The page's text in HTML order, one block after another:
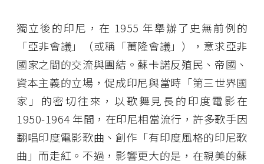
獨立後的印尼，在 1955 年舉辦了史無前例的
「亞非會議」（或稱「萬隆會議」），意求亞非
國家之間的交流與團結。蘇卡諾反殖民、帝國、
資本主義的立場，促成印尼與當時「第三世界國
家」的密切往來，以歌舞見長的印度電影在
1950-1964 年間，在印尼相當流行，許多歌手因
翻唱印度電影歌曲、創作「有印度風格的印尼歌
曲」而走紅。不過，影響更大的是，在親美的蘇